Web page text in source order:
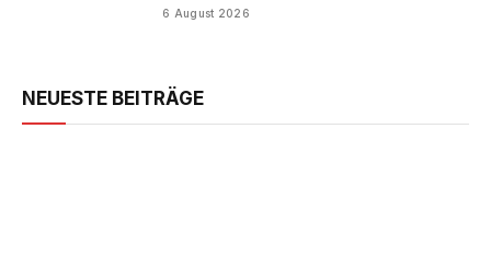
6 August 2026
NEUESTE BEITRÄGE